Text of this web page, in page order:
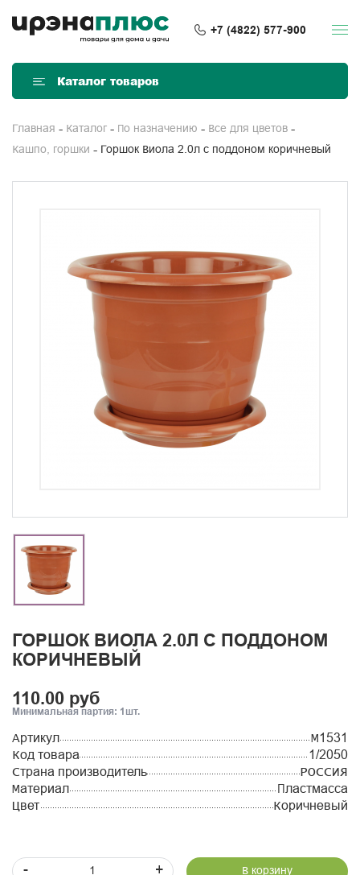
+7 (4822) 577-900
Каталог товаров
Главная Каталог По назначению Все для цветов
Кашпо, горшки Горшок Виола 2.0л с поддоном коричневый
ГОРШОК ВИОЛА 2.0Л С ПОДДОНОМ
КОРИЧНЕВЫЙ
110.00 руб
Минимальная партия: 1шт.
Артикул
М1531
Код товара
1/2050
Страна производитель
РОССИЯ
Материал
Пластмасса
Цвет
Коричневый
- + В корзину